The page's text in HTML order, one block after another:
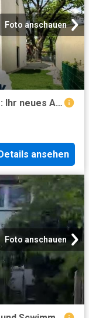
Foto anschauen
Lichtdurchflutetes Familienparadies: Ihr neues A+ Traumhaus auf 3 Etagen
Details ansehen
Foto anschauen